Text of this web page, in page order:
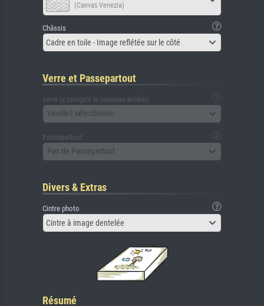
(Canvas Venezia)
Châssis
Cadre en toile - Image reflétée sur le côté
Verre et Passepartout
verre (y compris le panneau arrière)
Veuillez sélectionner
Passepartout
Pas de Passepartout
Divers & Extras
Cintre photo
Cintre à image dentelée
Résumé